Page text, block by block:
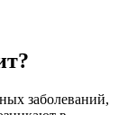
заболеваний,